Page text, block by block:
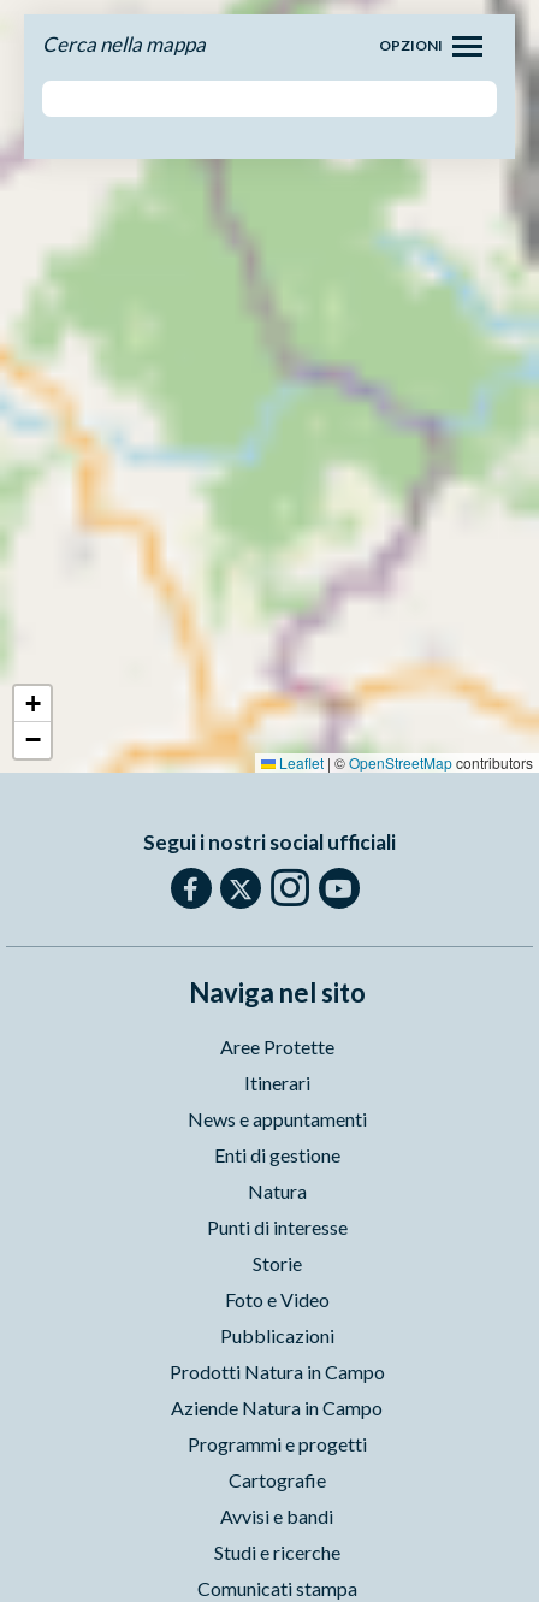
+
−
Leaflet | ©OpenStreetMapcontributors
Cerca nella mappa OPZIONI
Segui i nostri social ufficiali
Naviga nel sito
Aree Protette
Itinerari
News e appuntamenti
Enti di gestione
Natura
Punti di interesse
Storie
Foto e Video
Pubblicazioni
Prodotti Natura in Campo
Aziende Natura in Campo
Programmi e progetti
Cartografie
Avvisi e bandi
Studi e ricerche
Comunicati stampa